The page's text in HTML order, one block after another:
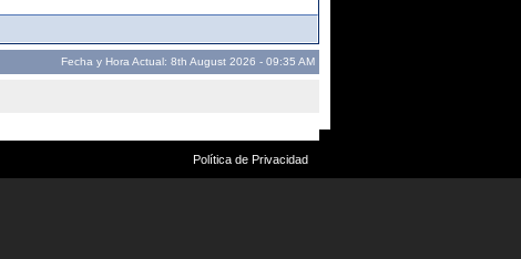
Fecha y Hora Actual: 8th August 2026 - 09:35 AM
Política de Privacidad